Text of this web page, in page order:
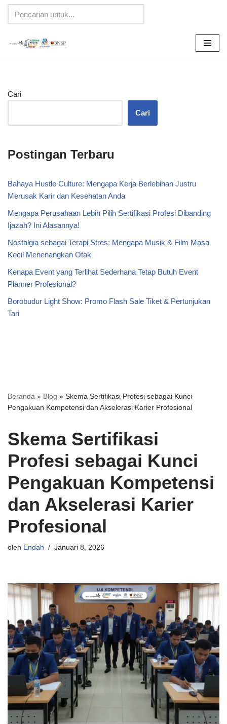
Lompat
Cari
Cari
Postingan Terbaru
Bahaya Hustle Culture: Mengapa Kerja Berlebihan Justru
Merusak Karir dan Kesehatan Anda
Mengapa Perusahaan Lebih Pilih Sertifikasi Profesi Dibanding
Ijazah? Ini Alasannya!
Nostalgia sebagai Terapi Stres: Mengapa Musik & Film Masa
Kecil Menenangkan Otak
Kenapa Event yang Terlihat Sederhana Tetap Butuh Event
Planner Profesional?
Borobudur Light Show: Promo Flash Sale Tiket & Pertunjukan
Tari
Beranda » Blog » Skema Sertifikasi Profesi sebagai Kunci
Pengakuan Kompetensi dan Akselerasi Karier Profesional
Skema Sertifikasi
Profesi sebagai Kunci
Pengakuan Kompetensi
dan Akselerasi Karier
Profesional
oleh Endah Januari 8, 2026